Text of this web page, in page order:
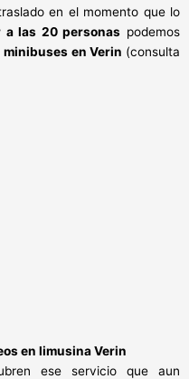
en el momento que lo
las 20 personas podemos
minibuses en Verin (consulta
en limusina Verin
ese servicio que aun